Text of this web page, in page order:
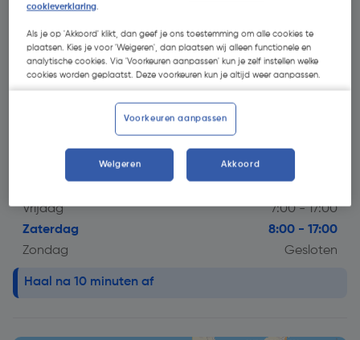
+31 71 581 5050
Openingstijdstip
Dinsdag
7:00 - 17:00
Vrijdag
7:00 - 17:00
Zaterdag
8:00 - 17:00
Zondag
Gesloten
info alert!
Haal na 10 minuten af
cookieverklaring.
Als je op 'Akkoord' klikt, dan geef je ons toestemming om alle cookies te
plaatsen. Kies je voor 'Weigeren', dan plaatsen wij alleen functionele en
analytische cookies. Via 'Voorkeuren aanpassen' kun je zelf instellen welke
cookies worden geplaatst. Deze voorkeuren kun je altijd weer aanpassen.
Voorkeuren aanpassen
Weigeren Akkoord